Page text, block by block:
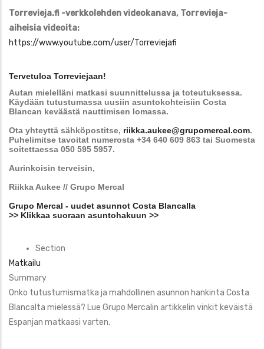
Torrevieja.fi -verkkolehden videokanava, Torrevieja-
aiheisia videoita:
https://www.youtube.com/user/Torreviejafi
Tervetuloa Torreviejaan!
Autan mielelläni matkasi suunnittelussa ja toteutuksessa.
Käydään tutustumassa uusiin asuntokohteisiin Costa
Blancan keväästä nauttimisen lomassa.
Ota yhteyttä sähköpostitse, riikka.aukee@grupomercal.com.
Puhelimitse tavoitat numerosta +34 640 609 863 tai Suomesta
soitettaessa 050 595 5957.
Aurinkoisin terveisin,
Riikka Aukee // Grupo Mercal
Grupo Mercal - uudet asunnot Costa Blancalla
>> Klikkaa suoraan asuntohakuun >>
Section
Matkailu
Summary
Onko tutustumismatka ja mahdollinen asunnon hankinta Costa
Blancalta mielessä? Lue Grupo Mercalin artikkelin vinkit keväistä
Espanjan matkaasi varten.